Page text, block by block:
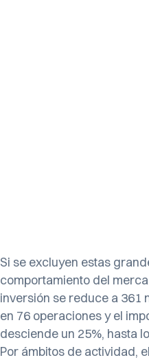
Si se excluyen estas
comportamiento del
inversión se reduce a 361
en 76 operaciones y el
desciende un 25%, hasta
Por ámbitos de actividad,